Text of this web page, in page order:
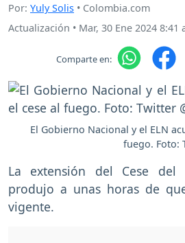
Por: Yuly Solis • Colombia.com
Actualización • Mar, 30 Ene 2024 8:41
Comparte en:
El Gobierno Nacional y el ELN
fuego. Foto:
La extensión del Cese del
produjo a unas horas de
vigente.